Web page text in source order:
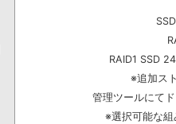
RAID1 SSD
※追加ス
管理ツールにて
※選択可能な